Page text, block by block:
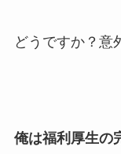
どうですか？意
俺は福利厚生の